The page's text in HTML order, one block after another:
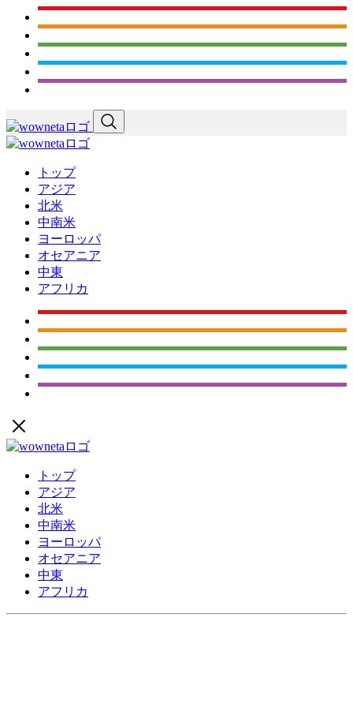
トップ
アジア
北米
中南米
ヨーロッパ
オセアニア
中東
アフリカ
トップ
アジア
北米
中南米
ヨーロッパ
オセアニア
中東
アフリカ